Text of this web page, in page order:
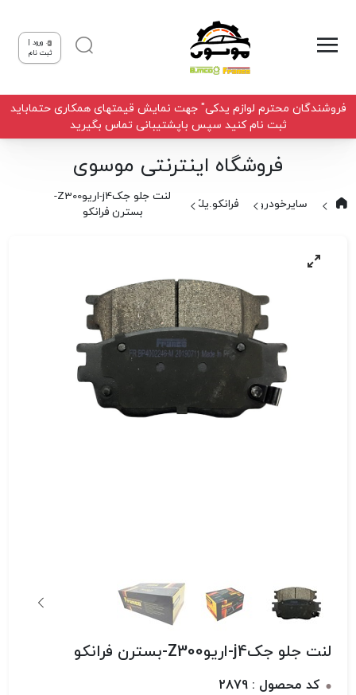
ورود |
ثبت نام
فروشندگان محترم لوازم یدکی" جهت نمایش قیمتهای همکاری حتماباید
ثبت نام کنید سپس باپشتیبانی تماس بگیرید
فروشگاه اینترنتی موسوی
سایرخودروها فرانکو.یلکن
لنت جلو جکj4-اریوZ300-
بسترن فرانکو
لنت جلو جکj4-اریوZ300-بسترن فرانکو
کد محصول : 2879